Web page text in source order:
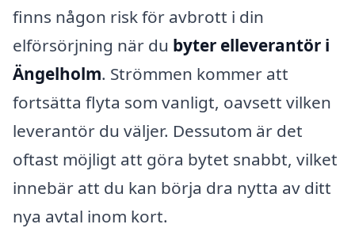
finns någon risk för avbrott i din
elförsörjning när du byter elleverantör i
Ängelholm. Strömmen kommer att
fortsätta flyta som vanligt, oavsett vilken
leverantör du väljer. Dessutom är det
oftast möjligt att göra bytet snabbt, vilket
innebär att du kan börja dra nytta av ditt
nya avtal inom kort.